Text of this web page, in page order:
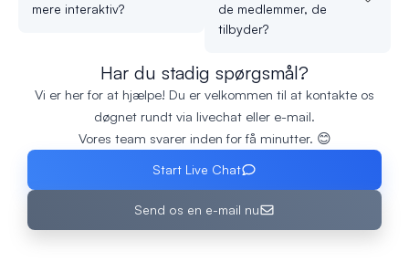
mere interaktiv?
de medlemmer, de
tilbyder?
Har du stadig spørgsmål?
Vi er her for at hjælpe! Du er velkommen til at kontakte os
døgnet rundt via livechat eller e-mail.
Vores team svarer inden for få minutter. 😊
Start Live Chat
Send os en e-mail nu